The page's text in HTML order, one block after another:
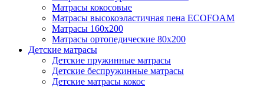
Матрасы кокосовые
Матрасы высокоэластичная пена ECOFOAM
Матрасы 160х200
Матрасы ортопедические 80х200
Детские матрасы
Детские пружинные матрасы
Детские беспружинные матрасы
Детские матрасы кокос